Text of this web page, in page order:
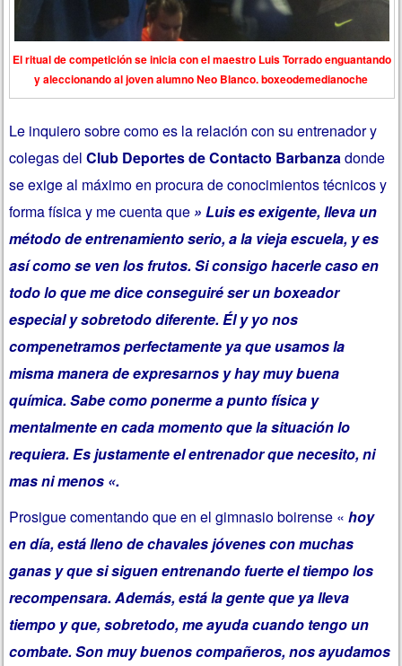
El ritual de competición se inicia con el maestro Luis Torrado enguantando
y aleccionando al joven alumno Neo Blanco. boxeodemedianoche
Le inquiero sobre como es la relación con su entrenador y
colegas delClub Deportes de Contacto Barbanzadonde
se exige al máximo en procura de conocimientos técnicos y
forma física y me cuenta que » Luis es exigente, lleva un
método de entrenamiento serio, a la vieja escuela, y es
así como se ven los frutos. Si consigo hacerle caso en
todo lo que me dice conseguiré ser un boxeador
especial y sobretodo diferente. Él y yo nos
compenetramos perfectamente ya que usamos la
misma manera de expresarnos y hay muy buena
química. Sabe como ponerme a punto física y
mentalmente en cada momento que la situación lo
requiera. Es justamente el entrenador que necesito, ni
mas ni menos «.
Prosigue comentando que en el gimnasio boirense « hoy
en día, está lleno de chavales jóvenes con muchas
ganas y que si siguen entrenando fuerte el tiempo los
recompensara. Además, está la gente que ya lleva
tiempo y que, sobretodo, me ayuda cuando tengo un
combate. Son muy buenos compañeros, nos ayudamos